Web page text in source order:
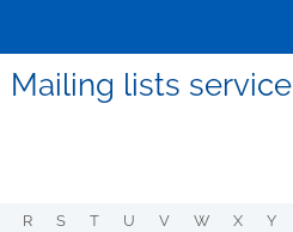
Mailing lists service
R S T U V W X Y